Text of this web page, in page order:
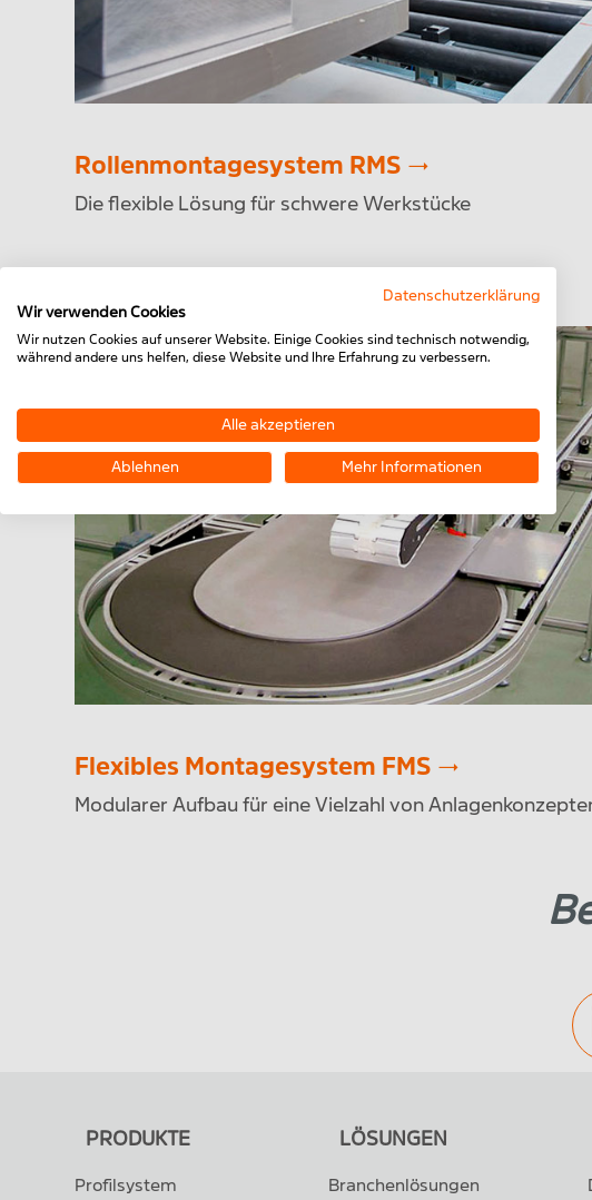
Rollenmontagesystem RMS
Die flexible Lösung für schwere Werkstücke
Flexibles Montagesystem FMS
Modularer Aufbau für eine Vielzahl von
PRODUKTE
Profilsystem
LÖSUNGEN
Branchenlösungen
Datenschutzerklärung
Wir verwenden Cookies
Wir nutzen Cookies auf unserer Website. Einige Cookies sind technisch notwendig,
während andere uns helfen, diese Website und Ihre Erfahrung zu verbessern.
Alle akzeptieren
Ablehnen Mehr Informationen